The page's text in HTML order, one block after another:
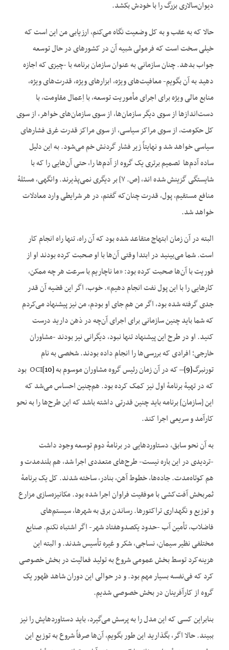
دیوان‌سالاری بزرگ را با خودش بکشد.
حالا که به عقب و به کل وضعیت نگاه می‌کنم، ارزیابی من این است که
خیلی سخت است که فرمولی شبیه آن در کشورهای در حال توسعه
جواب بدهد. چنان سازمانی به عنوان سازمان برنامه با -چیزی که اجازه
دهید به آن بگویم- معافیت‌های ویژه، ابزارهای ویژه، قدرت‌های ویژه،
منابع مالی ویژه برای اجرای مأموریت توسعه، با اِعمال مقاومت، با
دست‌اندازها از سوی دیگر سازمان‌ها، از سوی سازمان‌های خواهر، از سوی
کل حکومت، از سوی مراکز سیاسی، از سوی مراکز قدرت غرق فشارهای
سیاسی خواهد شد و نهایتاً زیر فشار گردنش خم می‌شود. به این دلیل
ساده آدم‌ها تصمیم برتری یک گروه از آدم‌ها را، حتی آن‌هایی را که با
شایستگی گزینش شده اند، [ص. ۷] بر دیگری نمی‌پذیرند. وانگهی، مسئلهٔ
منافع مستقیم، پول، قدرت چنا‌ن‌که گفتم، در هر شرایطی وارد معادلات
خواهد شد.
البته در آن زمان ابتهاج متقاعد شده بود که آن راه، تنها راه انجام کار
است. شما می‌بینید در ابتدا وقتی آن‌ها با او صحبت کرده بودند او از
فوریت با آن‌ها صحبت کرده بود: «ما ناچاریم با سرعت هر چه ممکن،
کارهایی را با این پول نفت انجام دهیم». خوب، اگر این قضیه آن قدر
جدی گرفته شده بود، اگر من هم جای او بودم، من نیز پیشنهاد می‌کردم
که شما باید چنین سازمانی برای اجرای آن‌چه در ذهن دارید درست
کنید. او در طرح این پیشنهاد تنها نبود، دیگرانی نیز بودند -مشاوران
خارجی؛ افرادی که بررسی‌ها را انجام داده بودند. شخصی به نام
تورنبرگ[9] – که در آن زمان رئیس گروه مشاوران موسوم به OCI[10]
بود
که در تهیهٔ برنامهٔ اول نیز کمک کرده بود. هم‌چنین احساس می‌شد که
این [سازمان] برنامه باید چنین قدرتی داشته باشد که این طرح‌ها را به نحو
کارآمد و سریعی اجرا کند.
به آن نحو سابق، دستاوردهایی در برنامهٔ دوم توسعه وجود داشت
-تردیدی در این باره نیست- طرح‌های متعددی اجرا شد، هم بلندمدت و
هم کوتاه‌مدت. جاده‌ها، خطوط آهن، بنادر، ساخته شدند. کل یک برنامهٔ
ثمربخش آفت‌کشی با موفقیت فراوان اجرا شده بود. مکانیزه‌سازی مزارع
و توزیع و نگهداری تراکتورها. رساندن برق‌ به شهرها، سیستم‌های
فاضلاب، تأمین آب -حدود یکصدوهفتاد شهر- اگر اشتباه نکنم. صنایع
مختلفی نظیر سیمان، نساجی، شکر و غیره تأسیس شدند. و البته این
هزینه‌کرد توسط بخش عمومی شروع به تولید فعالیت در بخش خصوصی
کرد که فی‌نفسه بسیار مهم بود. و در حوالی این دوران شاهد ظهور یک
گروه از کارآفرینان در بخش خصوصی شدیم.
بنابراین کسی که این مدل را به پرسش می‌گیرد، باید دستاوردهایش را نیز
ببیند. حالا اگر، بگذارید این طور بگویم، آن‌ها صرفاً شروع به توزیع این